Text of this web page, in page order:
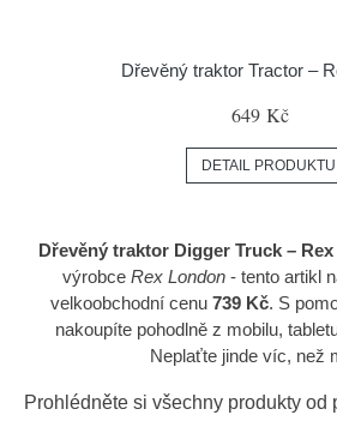
Dřevěný traktor Tractor –
649 Kč
DETAIL PRODUKTU
Dřevěný traktor Digger Truck –
výrobce Rex London- tento artikl
velkoobchodní cenu 739 Kč. S
nakoupíte pohodlně z mobilu,
Neplaťte jinde víc, než
Prohlédněte si všechny produkty od